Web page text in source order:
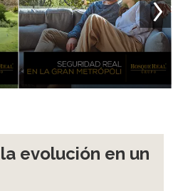
evolución en un